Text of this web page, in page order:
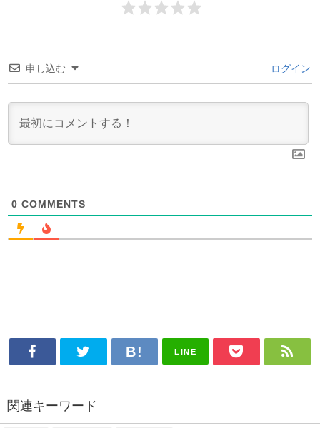
申し込む ログイン
0 COMMENTS
LINE
関連キーワード